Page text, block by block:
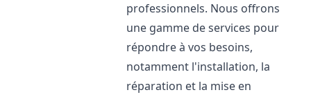
professionnels. Nous offrons
une gamme de services pour
répondre à vos besoins,
notamment l'installation, la
réparation et la mise en